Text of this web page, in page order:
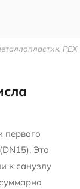
PEX
первого
Это
к санузлу